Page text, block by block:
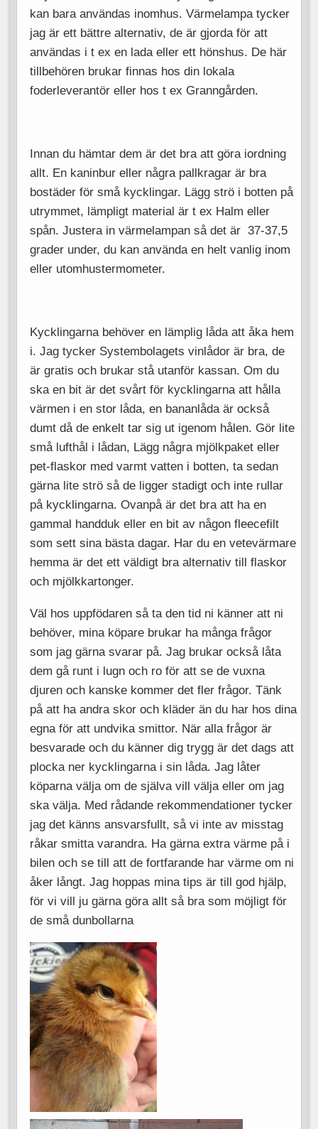
kan bara användas inomhus. Värmelampa tycker
jag är ett bättre alternativ, de är gjorda för att
användas i t ex en lada eller ett hönshus. De här
tillbehören brukar finnas hos din lokala
foderleverantör eller hos t ex Granngården.
Innan du hämtar dem är det bra att göra iordning
allt. En kaninbur eller några pallkragar är bra
bostäder för små kycklingar. Lägg strö i botten på
utrymmet, lämpligt material är t ex Halm eller
spån. Justera in värmelampan så det är 37-37,5
grader under, du kan använda en helt vanlig inom
eller utomhustermometer.
Kycklingarna behöver en lämplig låda att åka hem
i. Jag tycker Systembolagets vinlådor är bra, de
är gratis och brukar stå utanför kassan. Om du
ska en bit är det svårt för kycklingarna att hålla
värmen i en stor låda, en bananlåda är också
dumt då de enkelt tar sig ut igenom hålen. Gör lite
små lufthål i lådan, Lägg några mjölkpaket eller
pet-flaskor med varmt vatten i botten, ta sedan
gärna lite strö så de ligger stadigt och inte rullar
på kycklingarna. Ovanpå är det bra att ha en
gammal handduk eller en bit av någon fleecefilt
som sett sina bästa dagar. Har du en vetevärmare
hemma är det ett väldigt bra alternativ till flaskor
och mjölkkartonger.
Väl hos uppfödaren så ta den tid ni känner att ni
behöver, mina köpare brukar ha många frågor
som jag gärna svarar på. Jag brukar också låta
dem gå runt i lugn och ro för att se de vuxna
djuren och kanske kommer det fler frågor. Tänk
på att ha andra skor och kläder än du har hos dina
egna för att undvika smittor. När alla frågor är
besvarade och du känner dig trygg är det dags att
plocka ner kycklingarna i sin låda. Jag låter
köparna välja om de själva vill välja eller om jag
ska välja. Med rådande rekommendationer tycker
jag det känns ansvarsfullt, så vi inte av misstag
råkar smitta varandra. Ha gärna extra värme på i
bilen och se till att de fortfarande har värme om ni
åker långt. Jag hoppas mina tips är till god hjälp,
för vi vill ju gärna göra allt så bra som möjligt för
de små dunbollarna